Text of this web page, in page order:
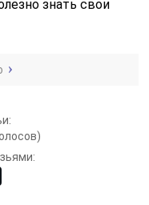
знать свои